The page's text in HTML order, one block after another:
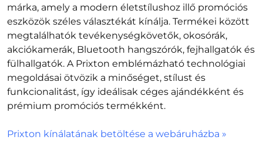
márka, amely a modern életstílushoz illő promóciós
eszközök széles választékát kínálja. Termékei között
megtalálhatók tevékenységkövetők, okosórák,
akciókamerák, Bluetooth hangszórók, fejhallgatók és
fülhallgatók. A Prixton emblémázható technológiai
megoldásai ötvözik a minőséget, stílust és
funkcionalitást, így ideálisak céges ajándékként és
prémium promóciós termékként.
Prixton kínálatának betöltése a webáruházba »